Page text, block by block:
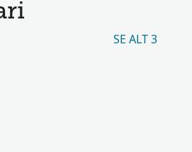
SE ALT 3